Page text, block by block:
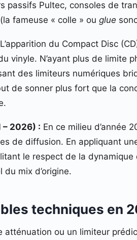
passifs Pultec, consoles de
fameuse « colle » ou glue
L’apparition du Compact Disc
vinyle. N’ayant plus de limite
des limiteurs numériques
de sonner plus fort que la
2026) : En ce milieu d’année
de diffusion. En appliquant
le respect de la
mix d’origine.
techniques en
ou un limiteur